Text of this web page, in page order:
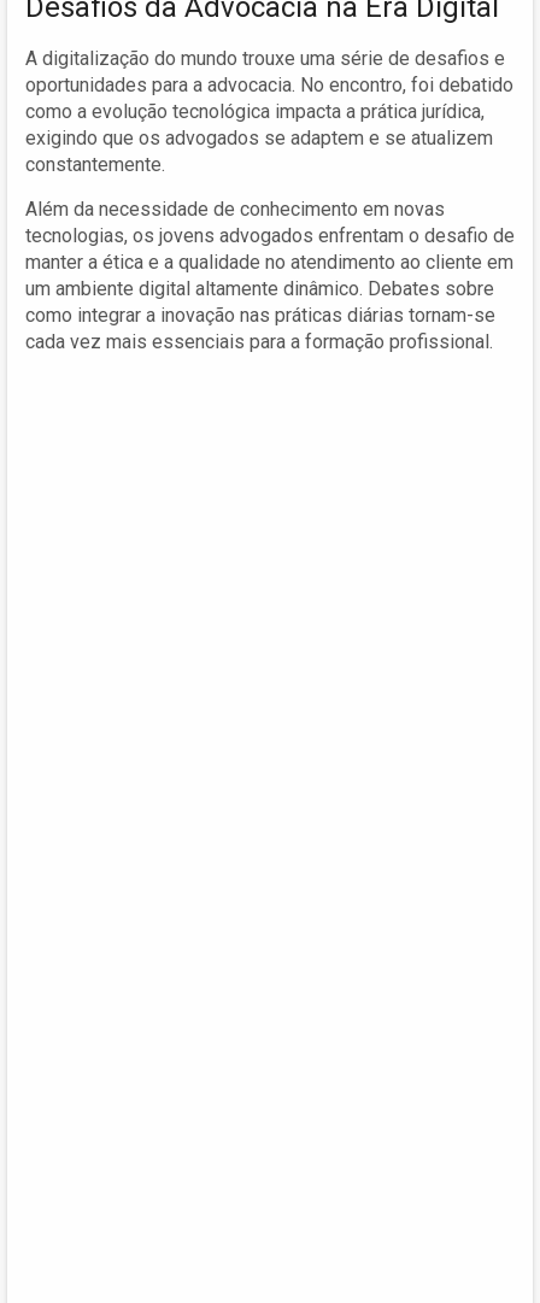
Desafios da Advocacia na Era Digital
A digitalização do mundo trouxe uma série de desafios e
oportunidades para a advocacia. No encontro, foi debatido
como a evolução tecnológica impacta a prática jurídica,
exigindo que os advogados se adaptem e se atualizem
constantemente.
Além da necessidade de conhecimento em novas
tecnologias, os jovens advogados enfrentam o desafio de
manter a ética e a qualidade no atendimento ao cliente em
um ambiente digital altamente dinâmico. Debates sobre
como integrar a inovação nas práticas diárias tornam-se
cada vez mais essenciais para a formação profissional.